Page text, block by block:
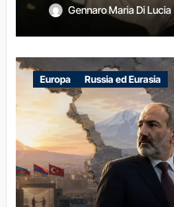
Gennaro Maria Di Lucia
Europa Russia ed Eurasia